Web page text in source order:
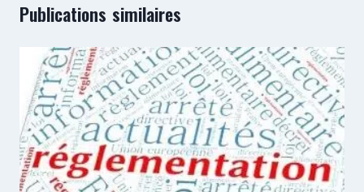
Publications similaires